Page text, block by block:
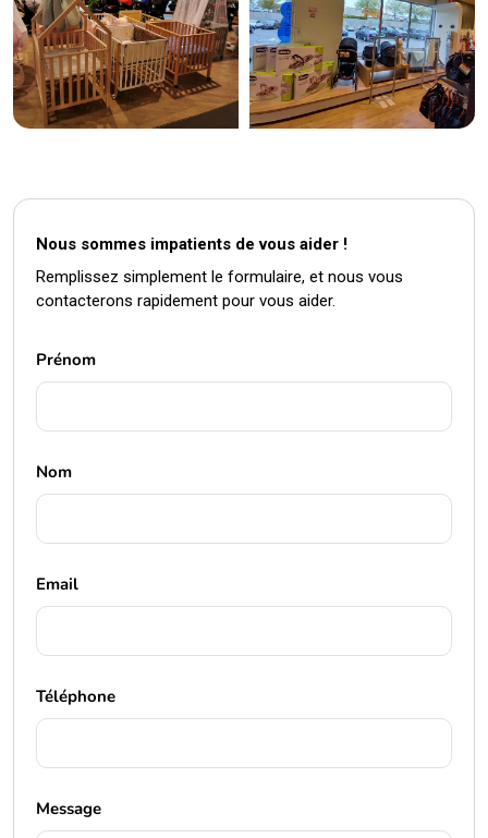
Nous sommes impatients de vous aider !
Remplissez simplement le formulaire, et nous vous
contacterons rapidement pour vous aider.
Prénom
Nom
Email
Téléphone
Message